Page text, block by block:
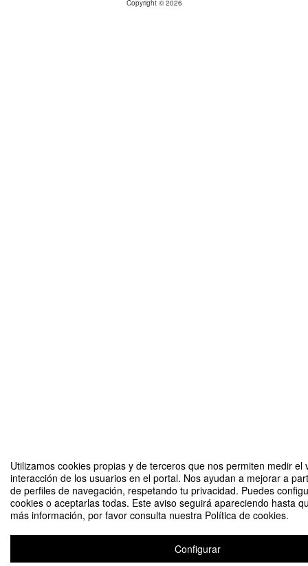
Utilizamos cookies propias y de terceros que nos permiten medir el
interacción de los usuarios en el portal. Nos ayudan a mejorar a
de perfiles de navegación, respetando tu privacidad. Puedes
cookies o aceptarlas todas. Este aviso seguirá apareciendo hasta
más información, por favor consulta nuestra Política de cookies.
Configurar
Copyright © 2026